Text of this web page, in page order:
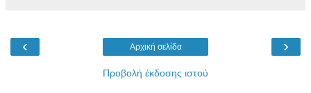
‹ ›
Αρχική σελίδα
Προβολή έκδοσης ιστού